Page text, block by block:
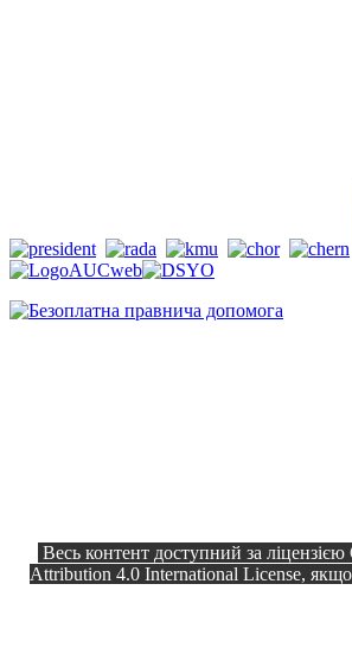
Весь контент доступний за
Attribution 4.0 International License, якщо